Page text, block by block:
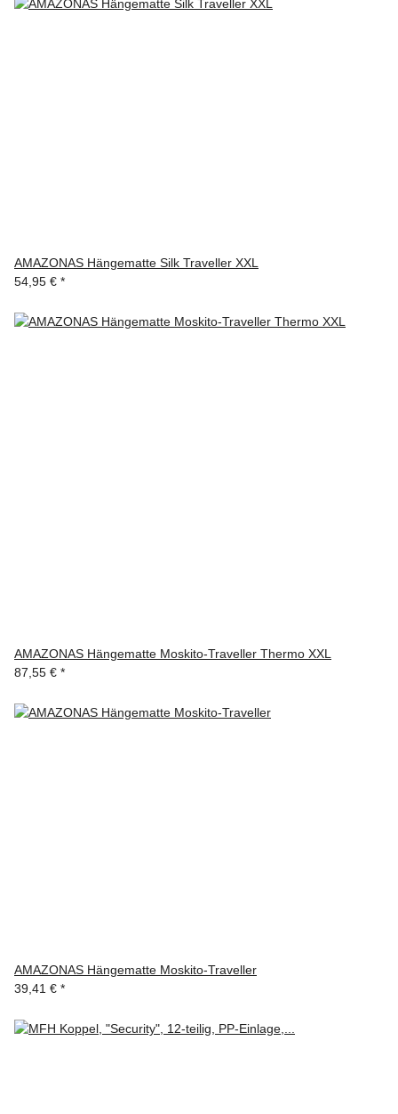
AMAZONAS Hängematte Silk Traveller XXL
54,95 € *
AMAZONAS Hängematte Moskito-Traveller Thermo XXL
87,55 € *
AMAZONAS Hängematte Moskito-Traveller
39,41 € *